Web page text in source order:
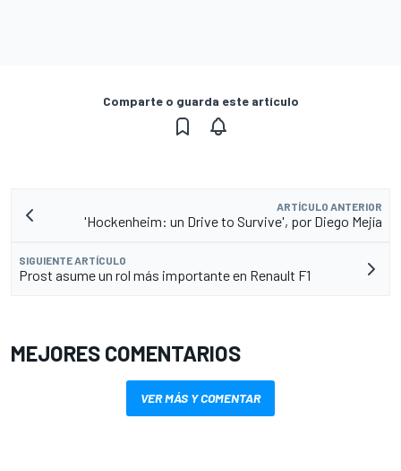
Comparte o guarda este artículo
ARTÍCULO ANTERIOR
'Hockenheim: un Drive to Survive', por Diego Mejía
SIGUIENTE ARTÍCULO
Prost asume un rol más importante en Renault F1
MEJORES COMENTARIOS
VER MÁS Y COMENTAR